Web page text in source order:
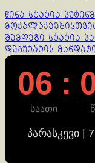
Continue
Reading
წინა სტატია
შემდეგი სტატია
დეპუტატის
06 :
საათი
პარასკევი |